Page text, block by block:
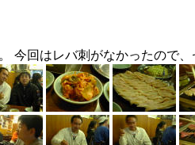
今回はレバ刺がなかったので